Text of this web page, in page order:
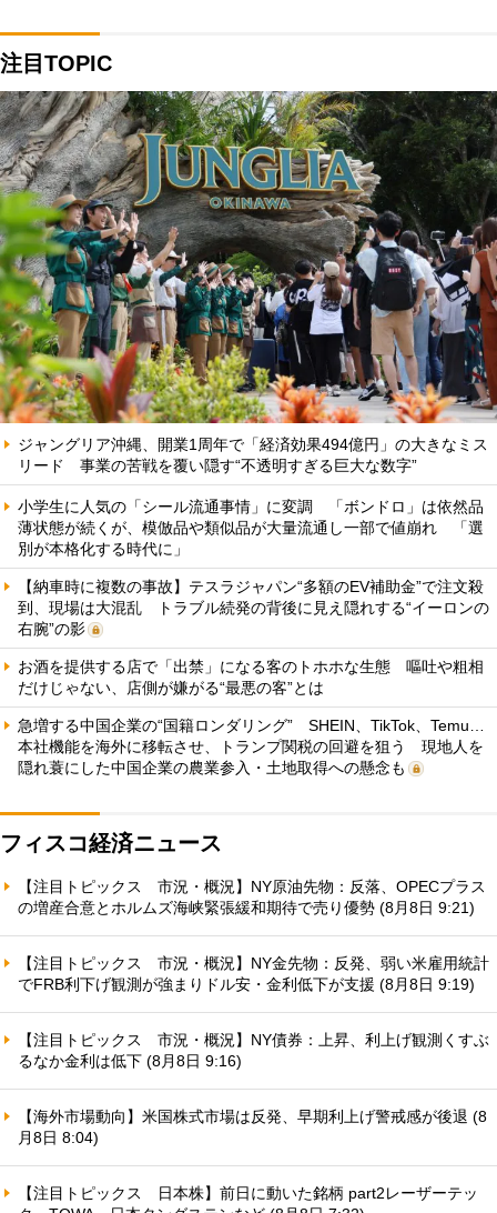
注目TOPIC
ジャングリア沖縄、開業1周年で「経済効果494億円」の大きなミス
リード 事業の苦戦を覆い隠す“不透明すぎる巨大な数字”
小学生に人気の「シール流通事情」に変調 「ボンドロ」は依然品
薄状態が続くが、模倣品や類似品が大量流通し一部で値崩れ 「選
別が本格化する時代に」
【納車時に複数の事故】テスラジャパン“多額のEV補助金”で注文殺
到、現場は大混乱 トラブル続発の背後に見え隠れする“イーロンの
右腕”の影
お酒を提供する店で「出禁」になる客のトホホな生態 嘔吐や粗相
だけじゃない、店側が嫌がる“最悪の客”とは
急増する中国企業の“国籍ロンダリング” SHEIN、TikTok、Temu…
本社機能を海外に移転させ、トランプ関税の回避を狙う 現地人を
隠れ蓑にした中国企業の農業参入・土地取得への懸念も
フィスコ経済ニュース
【注目トピックス 市況・概況】NY原油先物：反落、OPECプラス
の増産合意とホルムズ海峡緊張緩和期待で売り優勢 (8月8日 9:21)
【注目トピックス 市況・概況】NY金先物：反発、弱い米雇用統計
でFRB利下げ観測が強まりドル安・金利低下が支援 (8月8日 9:19)
【注目トピックス 市況・概況】NY債券：上昇、利上げ観測くすぶ
るなか金利は低下 (8月8日 9:16)
【海外市場動向】米国株式市場は反発、早期利上げ警戒感が後退 (8
月8日 8:04)
【注目トピックス 日本株】前日に動いた銘柄 part2レーザーテッ